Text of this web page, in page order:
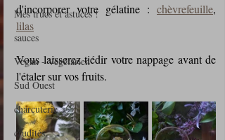
Mes trucs et astuces !
sauces
Vegan - Végétarien
Sud Ouest
charcuterie
crudités
d'incorporer votre gélatine : chèvrefeuille
lilas
Vous laisserez tiédir votre nappage avant de
l'étaler sur vos fruits.